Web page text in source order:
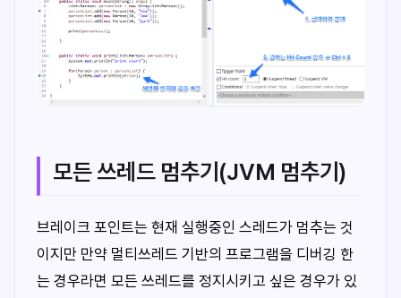
모든 쓰레드 멈추기(JVM 멈추기)
브레이크 포인트는 현재 실행중인 스레드가 멈추는 것
이지만 만약 멀티쓰레드 기반의 프로그램을 디버깅 한
는 경우라면 모든 쓰레드를 정지시키고 싶은 경우가 있